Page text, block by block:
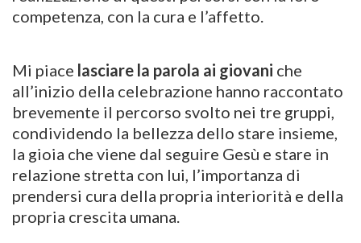
competenza, con la cura e l’affetto.
Mi piace lasciare la parola ai giovani che
all’inizio della celebrazione hanno raccontato
brevemente il percorso svolto nei tre gruppi,
condividendo la bellezza dello stare insieme,
la gioia che viene dal seguire Gesù e stare in
relazione stretta con lui, l’importanza di
prendersi cura della propria interiorità e della
propria crescita umana.